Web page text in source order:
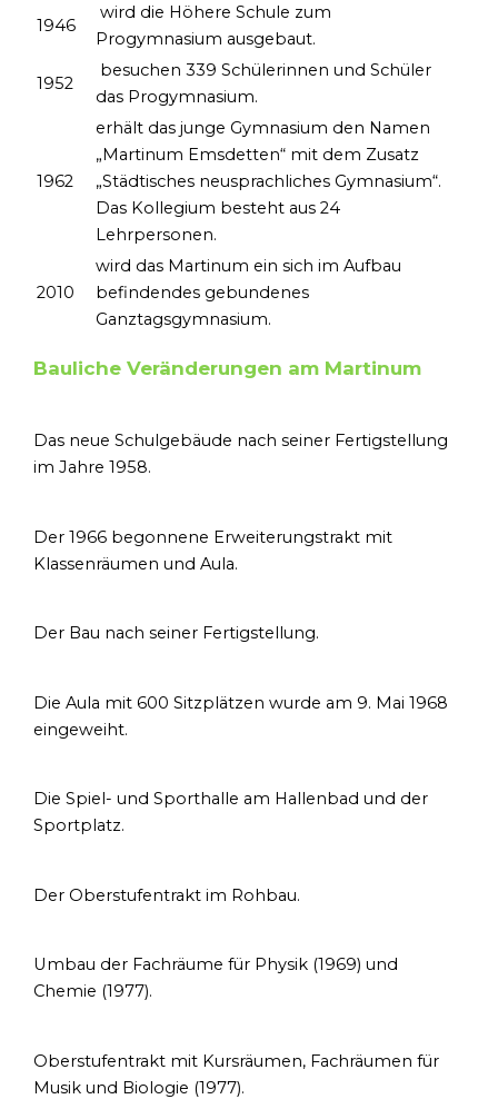
1946
wird die Höhere Schule zum
Progymnasium ausgebaut.
1952
besuchen 339 Schülerinnen und Schüler
das Progymnasium.
1962
erhält das junge Gymnasium den Namen
„Martinum Emsdetten“ mit dem Zusatz
„Städtisches neusprachliches Gymnasium“.
Das Kollegium besteht aus 24
Lehrpersonen.
2010
wird das Martinum ein sich im Aufbau
befindendes gebundenes
Ganztagsgymnasium.
Bauliche Veränderungen am Martinum
Das neue Schulgebäude nach seiner Fertigstellung
im Jahre 1958.
Der 1966 begonnene Erweiterungstrakt mit
Klassenräumen und Aula.
Der Bau nach seiner Fertigstellung.
Die Aula mit 600 Sitzplätzen wurde am 9. Mai 1968
eingeweiht.
Die Spiel- und Sporthalle am Hallenbad und der
Sportplatz.
Der Oberstufentrakt im Rohbau.
Umbau der Fachräume für Physik (1969) und
Chemie (1977).
Oberstufentrakt mit Kursräumen, Fachräumen für
Musik und Biologie (1977).